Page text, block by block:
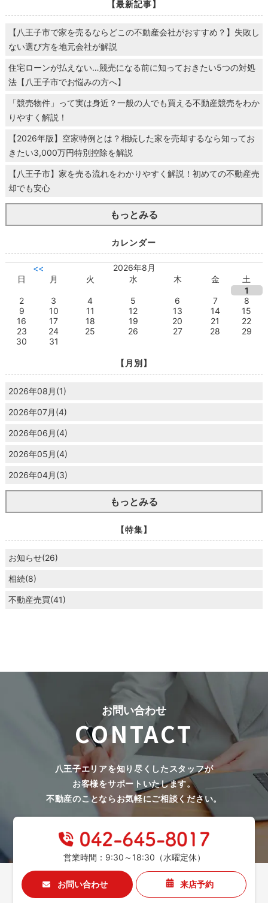
【最新記事】
【八王子市で家を売るならどこの不動産会社がおすすめ？】失敗し
ない選び方を地元会社が解説
住宅ローンが払えない…競売になる前に知っておきたい5つの対処
法【八王子市でお悩みの方へ】
「競売物件」って実は身近？一般の人でも買える不動産競売をわか
りやすく解説！
【2026年版】空家特例とは？相続した家を売却するなら知ってお
きたい3,000万円特別控除を解説
【八王子市】家を売る流れをわかりやすく解説！初めての不動産売
却でも安心
もっとみる
カレンダー
<<
2026年8月
日
月 火 水 木 金
土
1
2
3 4 5 6 7
8
9
10 11 12 13 14
15
16
17 18 19 20 21
22
23
24 25 26 27 28
29
30
31
【月別】
2026年08月(1)
2026年07月(4)
2026年06月(4)
2026年05月(4)
2026年04月(3)
もっとみる
【特集】
お知らせ(26)
相続(8)
不動産売買(41)
お問い合わせ
CONTACT
八王子エリアを知り尽くしたスタッフが
お客様をサポートいたします。
不動産のことならお気軽にご相談ください。
営業時間：9:30～18:30（水曜定休）
お問い合わせ 来店予約